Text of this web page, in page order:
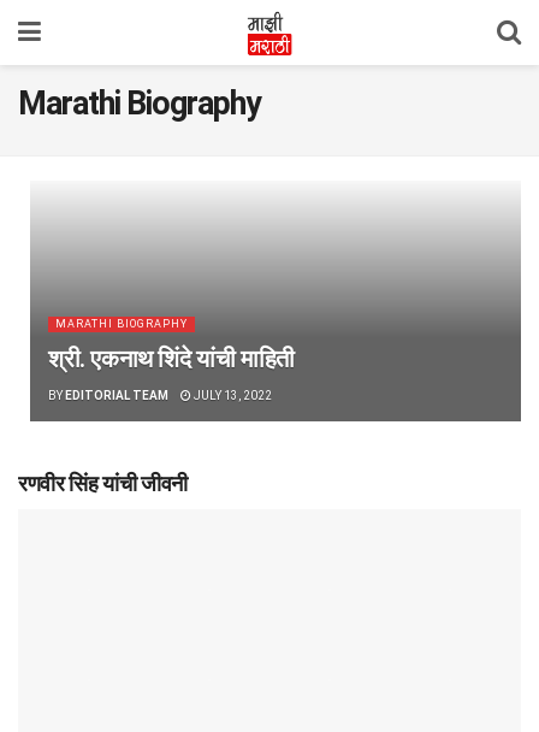
Marathi Biography
MARATHI BIOGRAPHY
श्री. एकनाथ शिंदे यांची माहिती
BY EDITORIAL TEAM JULY 13, 2022
रणवीर सिंह यांची जीवनी